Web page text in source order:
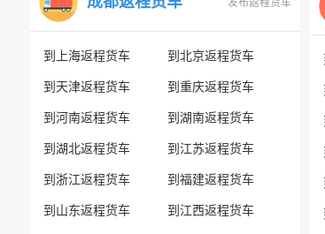
发布返程货车
到上海返程货车 到北京返程货车
到天津返程货车 到重庆返程货车
到河南返程货车 到湖南返程货车
到湖北返程货车 到江苏返程货车
到浙江返程货车 到福建返程货车
到山东返程货车 到江西返程货车